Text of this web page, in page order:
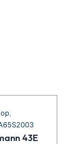
,
43E